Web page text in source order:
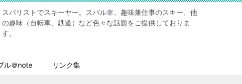
スバリストでスキーヤー。スバル車、趣味兼仕事のスキー、他
の趣味（自転車、鉄道）など色々な話題をご提供しておりま
す。
ル＠note リンク集